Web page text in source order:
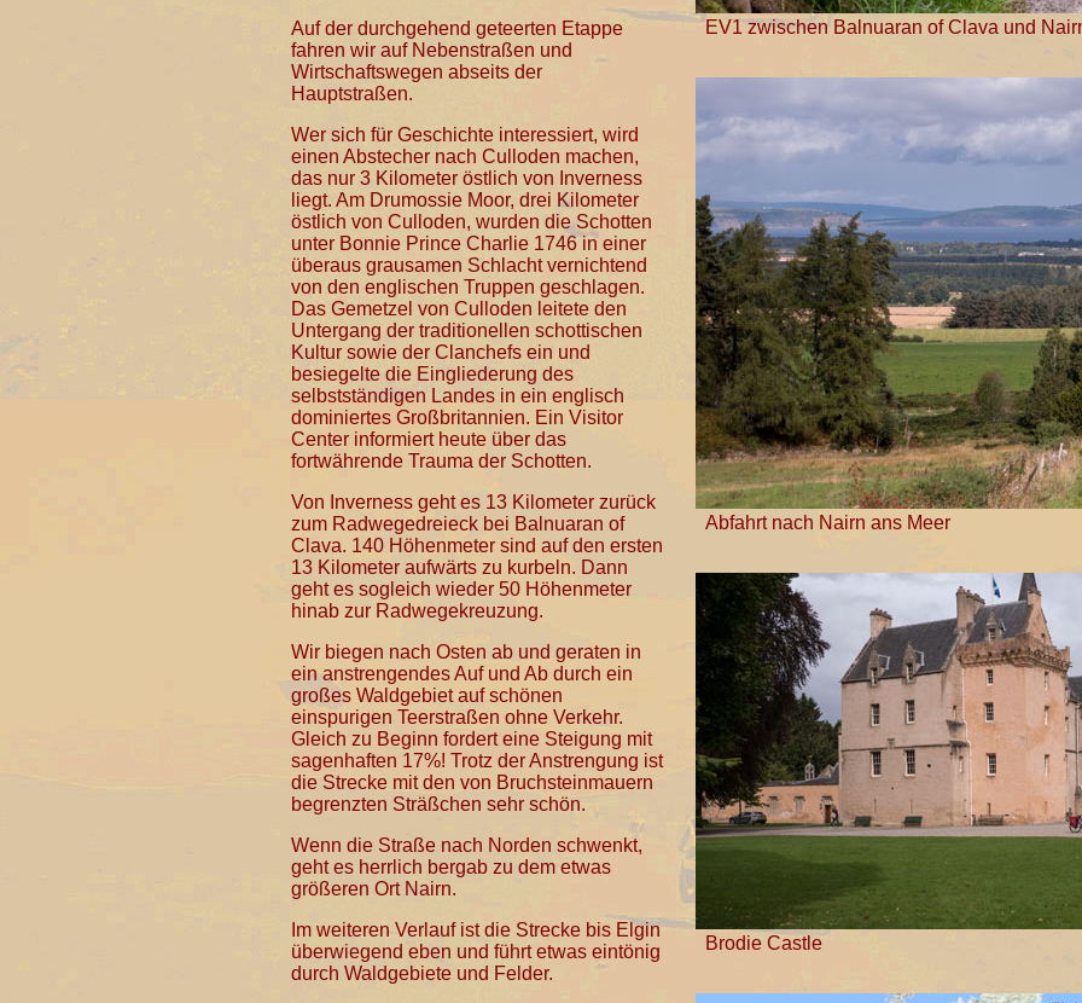
Auf der durchgehend geteerten Etappe
fahren wir auf Nebenstraßen und
Wirtschaftswegen abseits der
Hauptstraßen.
Wer sich für Geschichte interessiert, wird
einen Abstecher nach Culloden machen,
das nur 3 Kilometer östlich von Inverness
liegt. Am Drumossie Moor, drei Kilometer
östlich von Culloden, wurden die Schotten
unter Bonnie Prince Charlie 1746 in einer
überaus grausamen Schlacht vernichtend
von den englischen Truppen geschlagen.
Das Gemetzel von Culloden leitete den
Untergang der traditionellen schottischen
Kultur sowie der Clanchefs ein und
besiegelte die Eingliederung des
selbstständigen Landes in ein englisch
dominiertes Großbritannien. Ein Visitor
Center informiert heute über das
fortwährende Trauma der Schotten.
Von Inverness geht es 13 Kilometer zurück
zum Radwegedreieck bei Balnuaran of
Clava. 140 Höhenmeter sind auf den ersten
13 Kilometer aufwärts zu kurbeln. Dann
geht es sogleich wieder 50 Höhenmeter
hinab zur Radwegekreuzung.
Wir biegen nach Osten ab und geraten in
ein anstrengendes Auf und Ab durch ein
großes Waldgebiet auf schönen
einspurigen Teerstraßen ohne Verkehr.
Gleich zu Beginn fordert eine Steigung mit
sagenhaften 17%! Trotz der Anstrengung ist
die Strecke mit den von Bruchsteinmauern
begrenzten Sträßchen sehr schön.
Wenn die Straße nach Norden schwenkt,
geht es herrlich bergab zu dem etwas
größeren Ort Nairn.
Im weiteren Verlauf ist die Strecke bis Elgin
überwiegend eben und führt etwas eintönig
durch Waldgebiete und Felder.
EV1 zwischen Balnuaran of Clava und
Abfahrt nach Nairn ans Meer
Brodie Castle